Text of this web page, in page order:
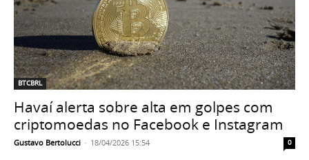
BTCBRL
Havaí alerta sobre alta em golpes com
criptomoedas no Facebook e Instagram
Gustavo Bertolucci - 18/04/2026 15:54 0